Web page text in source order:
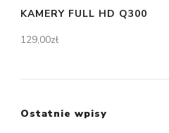
KAMERY FULL HD Q300
129,00zł
Ostatnie wpisy